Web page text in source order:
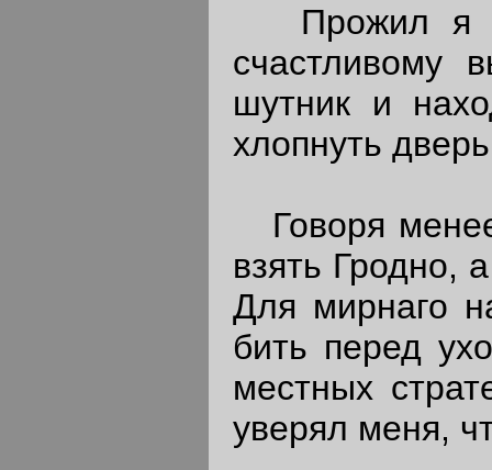
Прожил я в
счастливому
шутник и
хлопнуть
Говоря
взять Гродно,
Для мирнаго
бить перед
местных
уверял меня,